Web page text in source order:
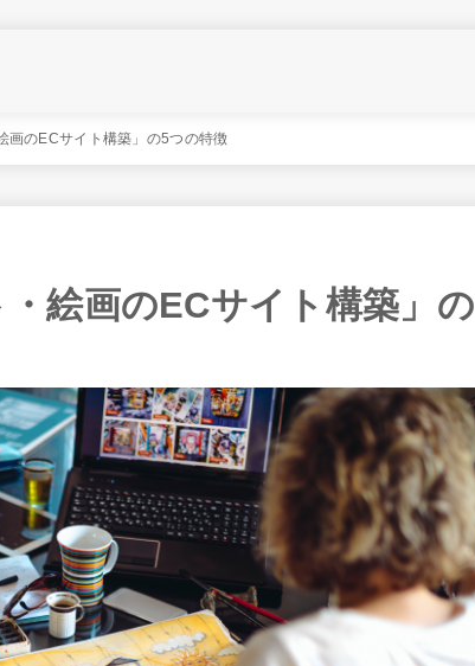
画のECサイト構築」の5つの特徴
絵画のECサイト構築」の